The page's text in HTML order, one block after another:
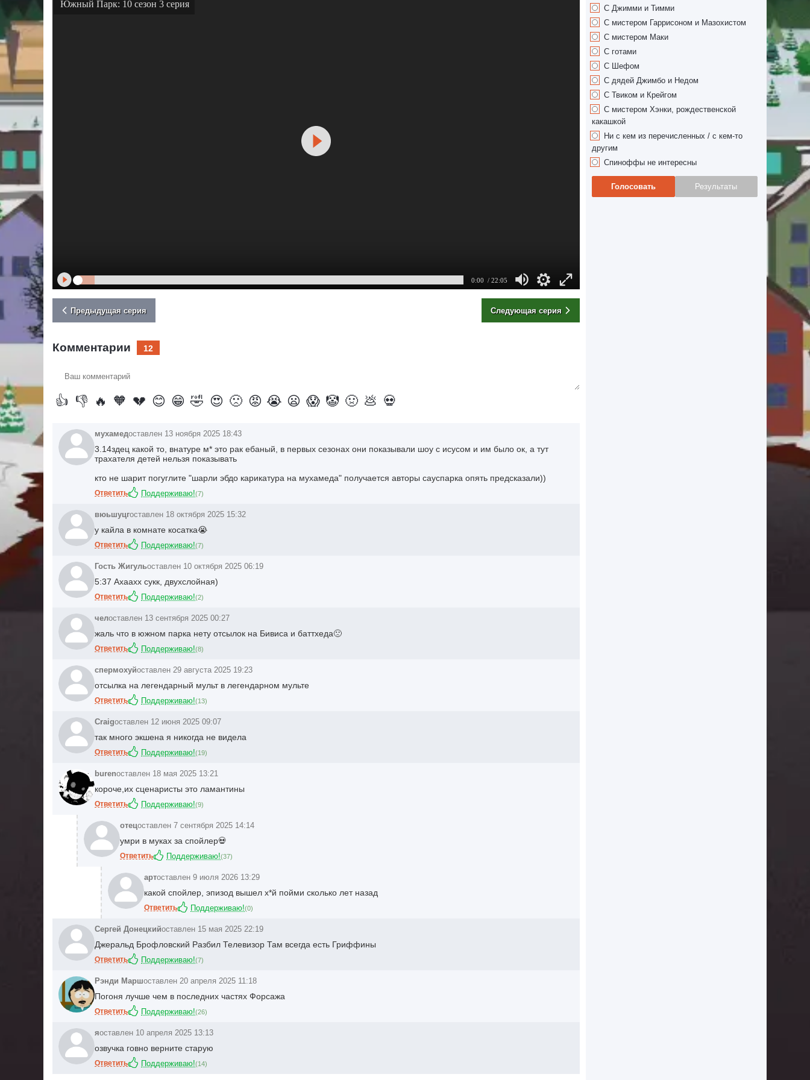
Южный Парк: 10 сезон 3 серия
0:00 / 22:05
Предыдущая серия Следующая серия
Комментарии 12
комментарий
👍 👎 🔥 🧡 💔 😊 😁 🤣 😍 🙁 😡 😭 😦 😱 🤡 🤢 💩 💀
мухамедоставлен 13 ноября 2025 18:43
3.14здец какой то, внатуре м* это рак ебаный, в первых сезонах они показывали шоу с исусом и им было ок, а тут
трахателя детей нельзя показывать
кто не шарит погуглите "шарли эбдо карикатура на мухамеда" получается авторы сауспарка опять предсказали))
Ответить Поддерживаю!(7)
вюьшуцгоставлен 18 октября 2025 15:32
у кайла в комнате косатка😭
Ответить Поддерживаю!(7)
Гость Жигульоставлен 10 октября 2025 06:19
5:37 Ахаахх сукк, двухслойная)
Ответить Поддерживаю!(2)
челоставлен 13 сентября 2025 00:27
жаль что в южном парка нету отсылок на Бивиса и баттхеда🙁
Ответить Поддерживаю!(8)
спермохуйоставлен 29 августа 2025 19:23
отсылка на легендарный мульт в легендарном мульте
Ответить Поддерживаю!(13)
Craigоставлен 12 июня 2025 09:07
так много экшена я никогда не видела
Ответить Поддерживаю!(19)
burenоставлен 18 мая 2025 13:21
короче,их сценаристы это ламантины
Ответить Поддерживаю!(9)
отецоставлен 7 сентября 2025 14:14
умри в муках за спойлер💀
Ответить Поддерживаю!(37)
артоставлен 9 июля 2026 13:29
какой спойлер, эпизод вышел х*й пойми сколько лет назад
Ответить Поддерживаю!(0)
Сергей Донецкийоставлен 15 мая 2025 22:19
Джеральд Брофловский Разбил Телевизор Там всегда есть Гриффины
Ответить Поддерживаю!(7)
Рэнди Маршоставлен 20 апреля 2025 11:18
Погоня лучше чем в последних частях Форсажа
Ответить Поддерживаю!(26)
яоставлен 10 апреля 2025 13:13
озвучка говно верните старую
Ответить Поддерживаю!(14)
С Джимми и Тимми
С мистером Гаррисоном и Мазохистом
С мистером Маки
С готами
С Шефом
С дядей Джимбо и Недом
С Твиком и Крейгом
С мистером Хэнки, рождественской
какашкой
Ни с кем из перечисленных / с кем-то
другим
Спиноффы не интересны
Голосовать Результаты